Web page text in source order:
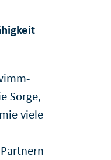
Sorge,
viele